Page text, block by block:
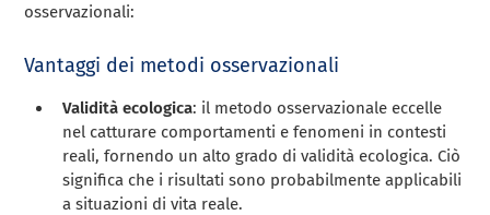
osservazionali:
Vantaggi dei metodi osservazionali
Validità ecologica: il metodo osservazionale eccelle
nel catturare comportamenti e fenomeni in contesti
reali, fornendo un alto grado di validità ecologica. Ciò
significa che i risultati sono probabilmente applicabili
a situazioni di vita reale.